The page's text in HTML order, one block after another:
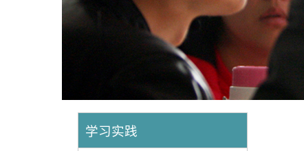
学习实践